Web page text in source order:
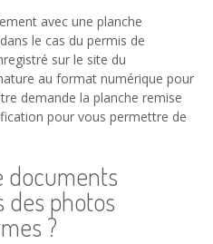
avec une planche
le cas du permis de
sur le site du
au format numérique pour
demande la planche remise
pour vous permettre de
documents
des photos
?